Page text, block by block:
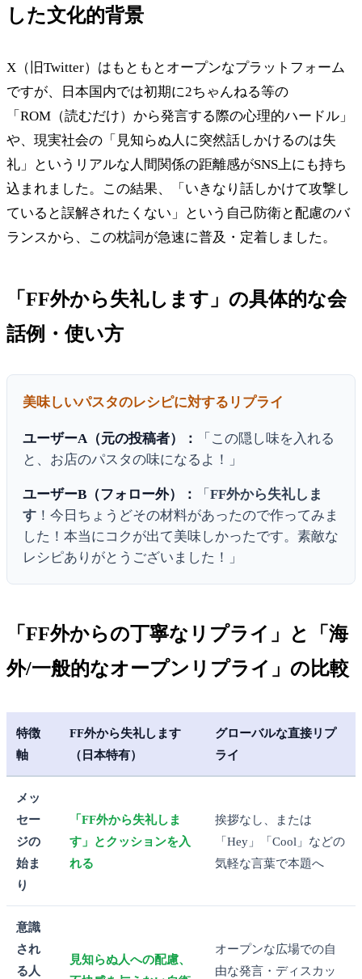
した文化的背景
X（旧Twitter）はもともとオープンなプラットフォーム
ですが、日本国内では初期に2ちゃんねる等の
「ROM（読むだけ）から発言する際の心理的ハードル」
や、現実社会の「見知らぬ人に突然話しかけるのは失
礼」というリアルな人間関係の距離感がSNS上にも持ち
込まれました。この結果、「いきなり話しかけて攻撃し
ていると誤解されたくない」という自己防衛と配慮のバ
ランスから、この枕詞が急速に普及・定着しました。
「FF外から失礼します」の具体的な会
話例・使い方
美味しいパスタのレシピに対するリプライ
ユーザーA（元の投稿者）：
「この隠し味を入れる
と、お店のパスタの味になるよ！」
ユーザーB（フォロー外）： 「FF外から失礼しま
す ！今日ちょうどその材料があったので作ってみま
した！本当にコクが出て美味しかったです。素敵な
レシピありがとうございました！」
「FF外からの丁寧なリプライ」と「海
外/一般的なオープンリプライ」の比較
特徴
軸
FF外から失礼します
（日本特有）
グローバルな直接リプ
ライ
メッ
セー
ジの
始ま
り
「FF外から失礼しま
す」とクッションを入
れる
挨拶なし、または
「Hey」「Cool」などの
気軽な言葉で本題へ
意識
され
る人
見知らぬ人への配慮、
オープンな広場での自
由な発言・ディスカッ